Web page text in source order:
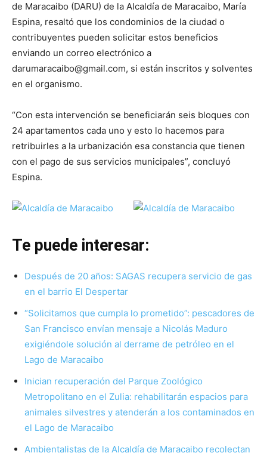
de Maracaibo (DARU) de la Alcaldía de Maracaibo, María
Espina, resaltó que los condominios de la ciudad o
contribuyentes pueden solicitar estos beneficios
enviando un correo electrónico a
darumaracaibo@gmail.com, si están inscritos y solventes
en el organismo.
“Con esta intervención se beneficiarán seis bloques con
24 apartamentos cada uno y esto lo hacemos para
retribuirles a la urbanización esa constancia que tienen
con el pago de sus servicios municipales”, concluyó
Espina.
Te puede interesar:
Después de 20 años: SAGAS recupera servicio de gas
en el barrio El Despertar
“Solicitamos que cumpla lo prometido”: pescadores de
San Francisco envían mensaje a Nicolás Maduro
exigiéndole solución al derrame de petróleo en el
Lago de Maracaibo
Inician recuperación del Parque Zoológico
Metropolitano en el Zulia: rehabilitarán espacios para
animales silvestres y atenderán a los contaminados en
el Lago de Maracaibo
Ambientalistas de la Alcaldía de Maracaibo recolectan